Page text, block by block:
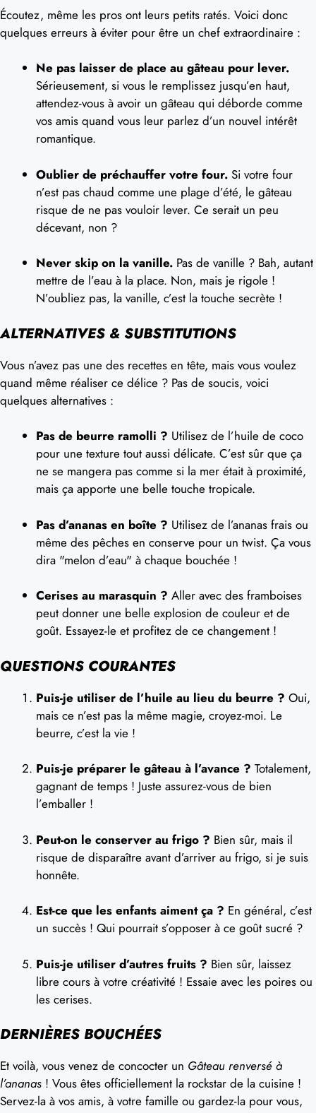
Écoutez, même les pros ont leurs petits ratés. Voici donc
quelques erreurs à éviter pour être un chef extraordinaire :
Ne pas laisser de place au gâteau pour lever.
Sérieusement, si vous le remplissez jusqu’en haut,
attendez-vous à avoir un gâteau qui déborde comme
vos amis quand vous leur parlez d’un nouvel intérêt
romantique.
Oublier de préchauffer votre four. Si votre four
n’est pas chaud comme une plage d’été, le gâteau
risque de ne pas vouloir lever. Ce serait un peu
décevant, non ?
Never skip on la vanille. Pas de vanille ? Bah, autant
mettre de l’eau à la place. Non, mais je rigole !
N’oubliez pas, la vanille, c’est la touche secrète !
ALTERNATIVES & SUBSTITUTIONS
Vous n’avez pas une des recettes en tête, mais vous voulez
quand même réaliser ce délice ? Pas de soucis, voici
quelques alternatives :
Pas de beurre ramolli ? Utilisez de l’huile de coco
pour une texture tout aussi délicate. C’est sûr que ça
ne se mangera pas comme si la mer était à proximité,
mais ça apporte une belle touche tropicale.
Pas d’ananas en boîte ? Utilisez de l’ananas frais ou
même des pêches en conserve pour un twist. Ça vous
dira "melon d’eau" à chaque bouchée !
Cerises au marasquin ? Aller avec des framboises
peut donner une belle explosion de couleur et de
goût. Essayez-le et profitez de ce changement !
QUESTIONS COURANTES
Puis-je utiliser de l’huile au lieu du beurre ? Oui,
mais ce n’est pas la même magie, croyez-moi. Le
beurre, c’est la vie !
Puis-je préparer le gâteau à l’avance ? Totalement,
gagnant de temps ! Juste assurez-vous de bien
l’emballer !
Peut-on le conserver au frigo ? Bien sûr, mais il
risque de disparaître avant d’arriver au frigo, si je suis
honnête.
Est-ce que les enfants aiment ça ? En général, c’est
un succès ! Qui pourrait s’opposer à ce goût sucré ?
Puis-je utiliser d’autres fruits ? Bien sûr, laissez
libre cours à votre créativité ! Essaie avec les poires ou
les cerises.
DERNIÈRES BOUCHÉES
Et voilà, vous venez de concocter un Gâteau renversé à
l’ananas ! Vous êtes officiellement la rockstar de la cuisine !
Servez-la à vos amis, à votre famille ou gardez-la pour vous,